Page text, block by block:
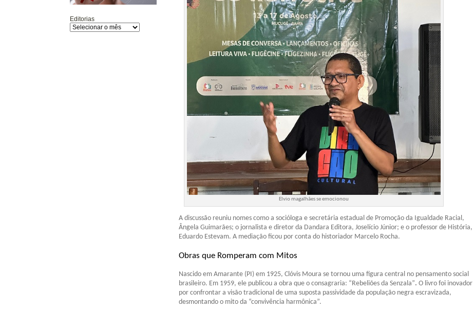
Editorias
Elvio magalhães se emocionou
A discussão reuniu nomes como a socióloga e secretária estadual de Promoção da Igualdade Racial,
Ângela Guimarães; o jornalista e diretor da Dandara Editora, Joselício Júnior; e o professor de História,
Eduardo Estevam. A mediação ficou por conta do historiador Marcelo Rocha.
Obras que Romperam com Mitos
Nascido em Amarante (PI) em 1925, Clóvis Moura se tornou uma figura central no pensamento social
brasileiro. Em 1959, ele publicou a obra que o consagraria: “Rebeliões da Senzala”. O livro foi inovador
por confrontar a visão tradicional de uma suposta passividade da população negra escravizada,
desmontando o mito da “convivência harmônica”.